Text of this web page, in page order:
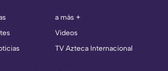
a más +
Videos
TV Azteca Internacional